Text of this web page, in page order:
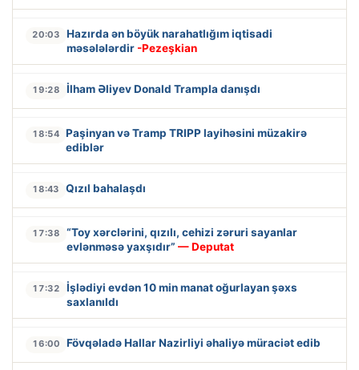
20:03
Hazırda ən böyük narahatlığım iqtisadi
məsələlərdir -Pezeşkian
19:28 İlham Əliyev Donald Trampla danışdı
18:54 Paşinyan və Tramp TRIPP layihəsini müzakirə
ediblər
18:43 Qızıl bahalaşdı
17:38
“Toy xərclərini, qızılı, cehizi zəruri sayanlar
evlənməsə yaxşıdır” — Deputat
17:32
İşlədiyi evdən 10 min manat oğurlayan şəxs
saxlanıldı
16:00 Fövqəladə Hallar Nazirliyi əhaliyə müraciət edib